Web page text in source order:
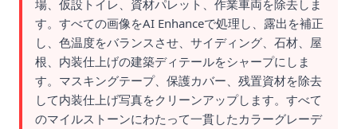
場、仮設トイレ、資材パレット、作業車両を除去しま
す。すべての画像をAI Enhanceで処理し、露出を補正
し、色温度をバランスさせ、サイディング、石材、屋
根、内装仕上げの建築ディテールをシャープにしま
す。マスキングテープ、保護カバー、残置資材を除去
して内装仕上げ写真をクリーンアップします。すべて
のマイルストーンにわたって一貫したカラーグレーデ